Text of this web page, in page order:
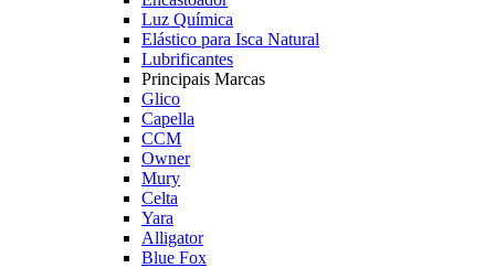
Luz Química
Elástico para Isca Natural
Lubrificantes
Principais Marcas
Glico
Capella
CCM
Owner
Mury
Celta
Yara
Alligator
Blue Fox